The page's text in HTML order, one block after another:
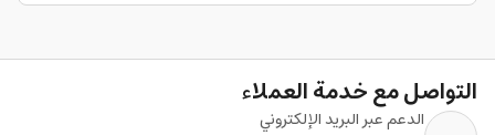
التواصل مع خدمة العملاء
الدعم عبر البريد الإلكتروني